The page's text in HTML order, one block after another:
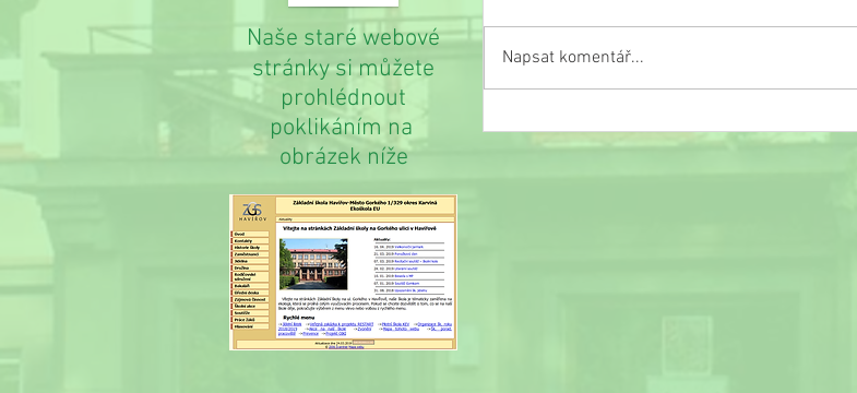
Napsat komentář...
Naše staré webové
stránky si můžete
prohlédnout
poklikáním na
obrázek níže